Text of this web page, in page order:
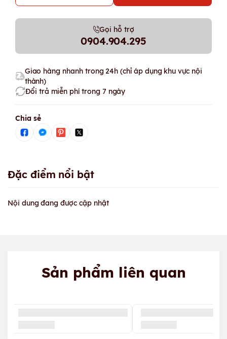
Gọi hỗ trợ
0904.904.295
Giao hàng nhanh trong 24h (chỉ áp dụng khu vực nội
thành)
Đổi trả miễn phí trong 7 ngày
Chia sẻ
Đặc điểm nổi bật
Nội dung đang được cập nhật
Sản phẩm liên quan